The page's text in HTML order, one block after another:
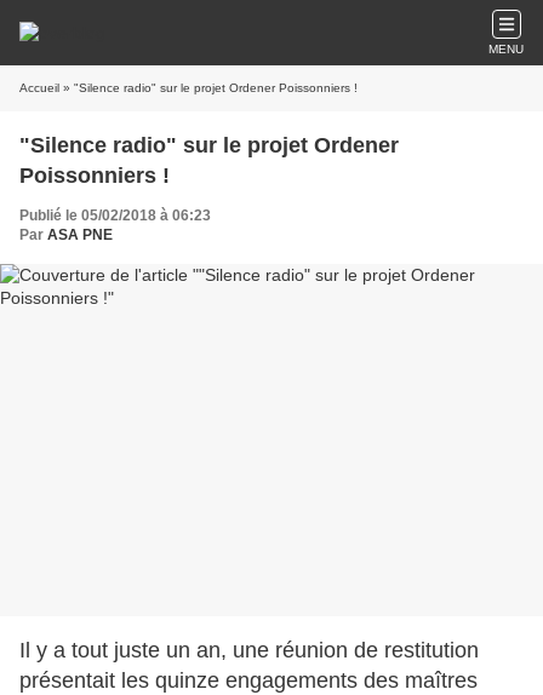
MENU
Accueil » "Silence radio" sur le projet Ordener Poissonniers !
"Silence radio" sur le projet Ordener
Poissonniers !
Publié le 05/02/2018 à 06:23
Par ASA PNE
Il y a tout juste un an, une réunion de restitution
présentait les quinze engagements des maîtres